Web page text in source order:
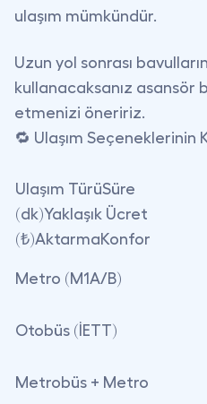
ulaşım mümkündür.
Uzun yol sonrası
kullanacaksanız asansör
etmenizi öneririz.
🔁 Ulaşım Seçeneklerinin
Ulaşım TürüSüre
(dk)Yaklaşık Ücret
(₺)AktarmaKonfor
Metro (M1A/B)
Otobüs (İETT)
Metrobüs + Metro